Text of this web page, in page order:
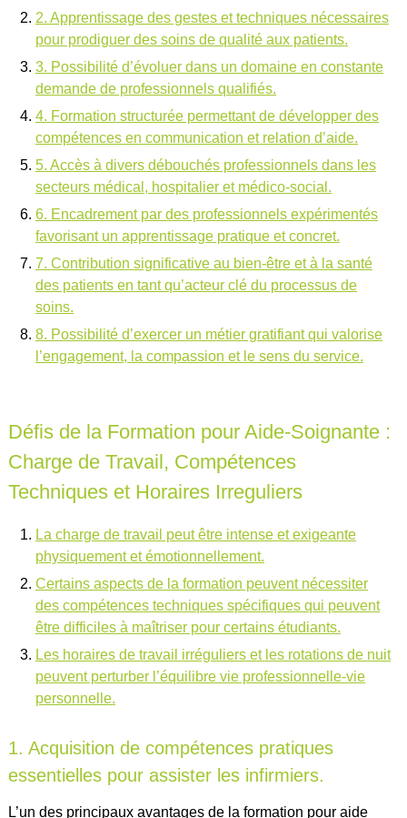
2. Apprentissage des gestes et techniques nécessaires
pour prodiguer des soins de qualité aux patients.
3. Possibilité d’évoluer dans un domaine en constante
demande de professionnels qualifiés.
4. Formation structurée permettant de développer des
compétences en communication et relation d’aide.
5. Accès à divers débouchés professionnels dans les
secteurs médical, hospitalier et médico-social.
6. Encadrement par des professionnels expérimentés
favorisant un apprentissage pratique et concret.
7. Contribution significative au bien-être et à la santé
des patients en tant qu’acteur clé du processus de
soins.
8. Possibilité d’exercer un métier gratifiant qui valorise
l’engagement, la compassion et le sens du service.
Défis de la Formation pour Aide-Soignante :
Charge de Travail, Compétences
Techniques et Horaires Irreguliers
La charge de travail peut être intense et exigeante
physiquement et émotionnellement.
Certains aspects de la formation peuvent nécessiter
des compétences techniques spécifiques qui peuvent
être difficiles à maîtriser pour certains étudiants.
Les horaires de travail irréguliers et les rotations de nuit
peuvent perturber l’équilibre vie professionnelle-vie
personnelle.
1. Acquisition de compétences pratiques
essentielles pour assister les infirmiers.
L’un des principaux avantages de la formation pour aide